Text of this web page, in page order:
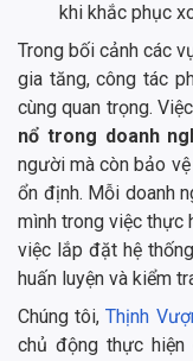
khi khắc phục
Trong bối cảnh các
gia tăng, công tác
cùng quan trọng.
nổ trong doanh
người mà còn bảo
ổn định. Mỗi doanh
mình trong việc thực
việc lắp đặt hệ
huấn luyện và kiểm
Chúng tôi,Thịnh
chủ động thực hiện